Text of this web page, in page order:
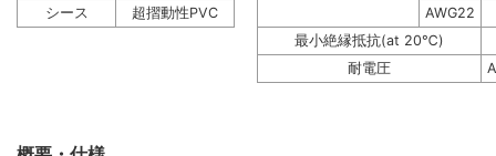
シース
超摺動性PVC
AWG22
最小絶縁抵抗(at 20℃)
耐電圧